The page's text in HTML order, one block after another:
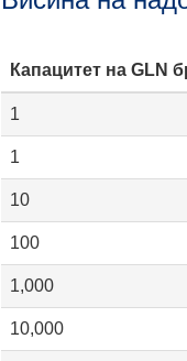
Капацитет на GLN
1
1
10
100
1,000
10,000